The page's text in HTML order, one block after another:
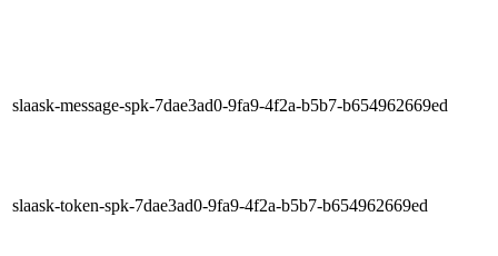
slaask-message-spk-7dae3ad0-9fa9-4f2a-b5b7-b654962669ed
slaask-token-spk-7dae3ad0-9fa9-4f2a-b5b7-b654962669ed